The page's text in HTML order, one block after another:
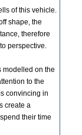
of this vehicle.
shape, the
therefore
perspective.
modelled on the
to the
convincing in
create a
their time